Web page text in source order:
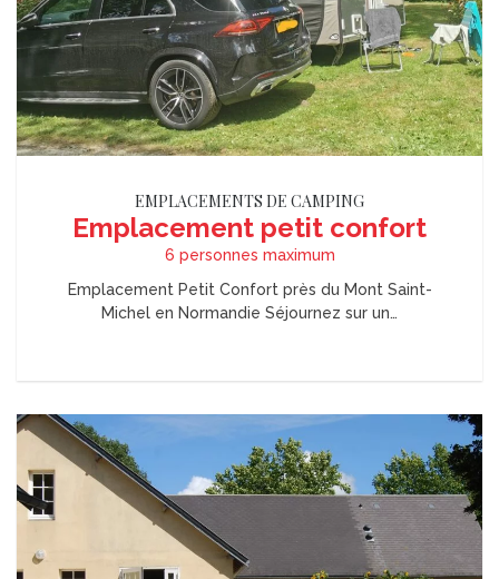
EMPLACEMENTS DE CAMPING
Emplacement petit confort
6 personnes maximum
Emplacement Petit Confort près du Mont Saint-
Michel en Normandie Séjournez sur un…